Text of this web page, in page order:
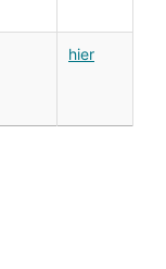
hier